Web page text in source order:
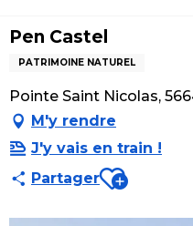
Pen Castel
PATRIMOINE NATUREL
Pointe Saint Nicolas,
M'y rendre
J'y vais en train !
PartagerAjouter aux